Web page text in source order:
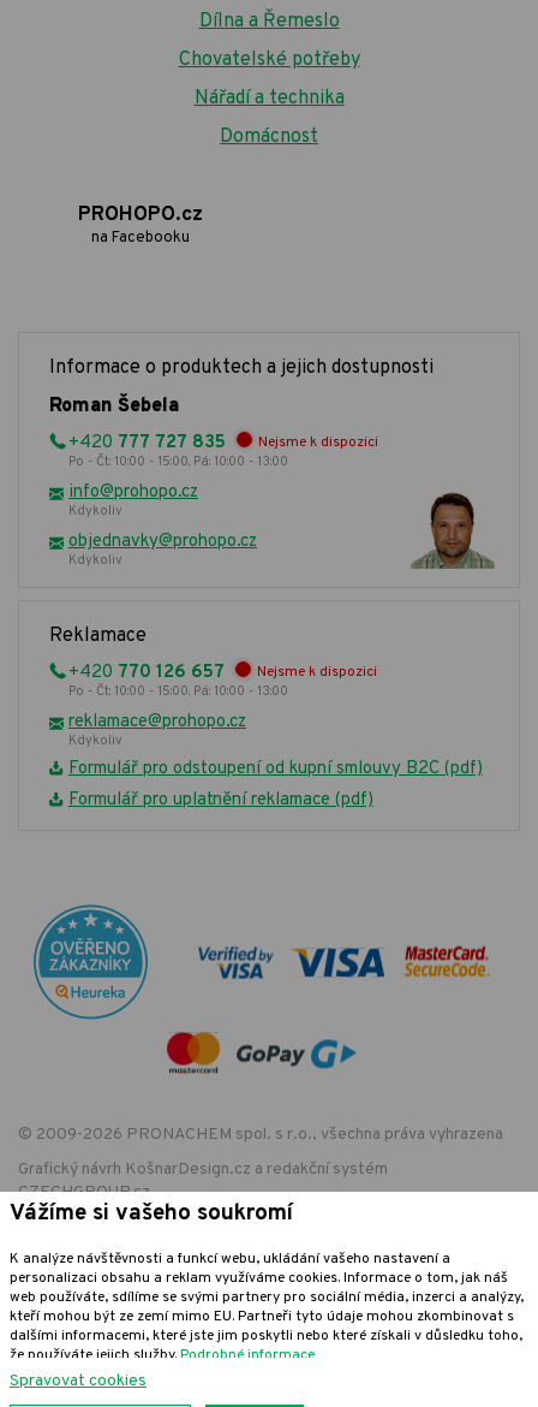
Dílna a Řemeslo
Chovatelské potřeby
Nářadí a technika
Domácnost
PROHOPO.cz
na Facebooku
Informace o produktech a jejich dostupnosti
Roman Šebela
+420 777 727 835 Nejsme k dispozici
Po - Čt: 10:00 - 15:00, Pá: 10:00 - 13:00
info@prohopo.cz
Kdykoliv
objednavky@prohopo.cz
Kdykoliv
Reklamace
+420 770 126 657 Nejsme k dispozici
Po - Čt: 10:00 - 15:00, Pá: 10:00 - 13:00
reklamace@prohopo.cz
Kdykoliv
Formulář pro odstoupení od kupní smlouvy B2C (pdf)
Formulář pro uplatnění reklamace (pdf)
© 2009-2026 PRONACHEM spol. s r.o., všechna práva vyhrazena
Grafický návrh KošnarDesign.cz a redakční systém
CZECHGROUP.cz
EET - označení provozovny:
Podle zákona o evidenci tržeb je prodávající povinen vystavit kupujícímu
účtenku. Zároveň je povinen zaevidovat přijatou tržbu u správce daně
online; v případě technického výpadku pak nejpozději do 48 hodin.
Vážíme si vašeho soukromí
K analýze návštěvnosti a funkcí webu, ukládání vašeho nastavení a
personalizaci obsahu a reklam využíváme cookies. Informace o tom, jak náš
web používáte, sdílíme se svými partnery pro sociální média, inzerci a analýzy,
kteří mohou být ze zemí mimo EU. Partneři tyto údaje mohou zkombinovat s
dalšími informacemi, které jste jim poskytli nebo které získali v důsledku toho,
že používáte jejich služby.Podrobné informace
Spravovat cookies